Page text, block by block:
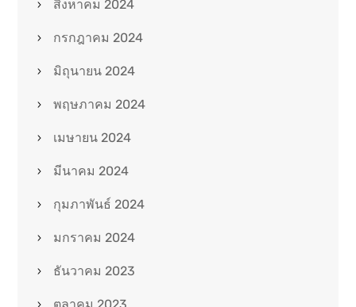
สิงหาคม 2024
กรกฎาคม 2024
มิถุนายน 2024
พฤษภาคม 2024
เมษายน 2024
มีนาคม 2024
กุมภาพันธ์ 2024
มกราคม 2024
ธันวาคม 2023